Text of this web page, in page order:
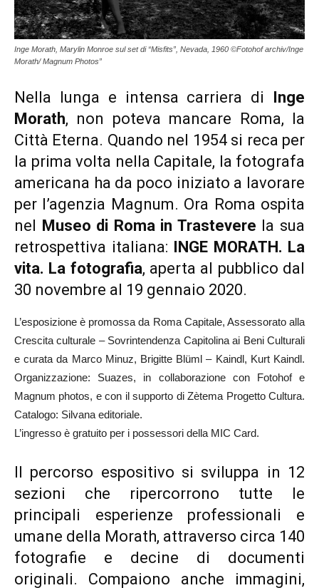
Inge Morath, Marylin Monroe sul set di “Misfits”, Nevada, 1960 ©Fotohof archiv/Inge
Morath/ Magnum Photos”
Nella lunga e intensa carriera di Inge
Morath, non poteva mancare Roma, la
Città Eterna. Quando nel 1954 si reca per
la prima volta nella Capitale, la fotografa
americana ha da poco iniziato a lavorare
per l’agenzia Magnum. Ora Roma ospita
nel Museo di Roma in Trastevere la sua
retrospettiva italiana: INGE MORATH. La
vita. La fotografia, aperta al pubblico dal
30 novembre al 19 gennaio 2020.
L’esposizione è promossa da Roma Capitale, Assessorato alla
Crescita culturale – Sovrintendenza Capitolina ai Beni Culturali
e curata da Marco Minuz, Brigitte Blüml – Kaindl, Kurt Kaindl.
Organizzazione: Suazes, in collaborazione con Fotohof e
Magnum photos, e con il supporto di Zètema Progetto Cultura.
Catalogo: Silvana editoriale.
L’ingresso è gratuito per i possessori della MIC Card.
Il percorso espositivo si sviluppa in 12
sezioni che ripercorrono tutte le
principali esperienze professionali e
umane della Morath, attraverso circa 140
fotografie e decine di documenti
originali. Compaiono anche immagini,